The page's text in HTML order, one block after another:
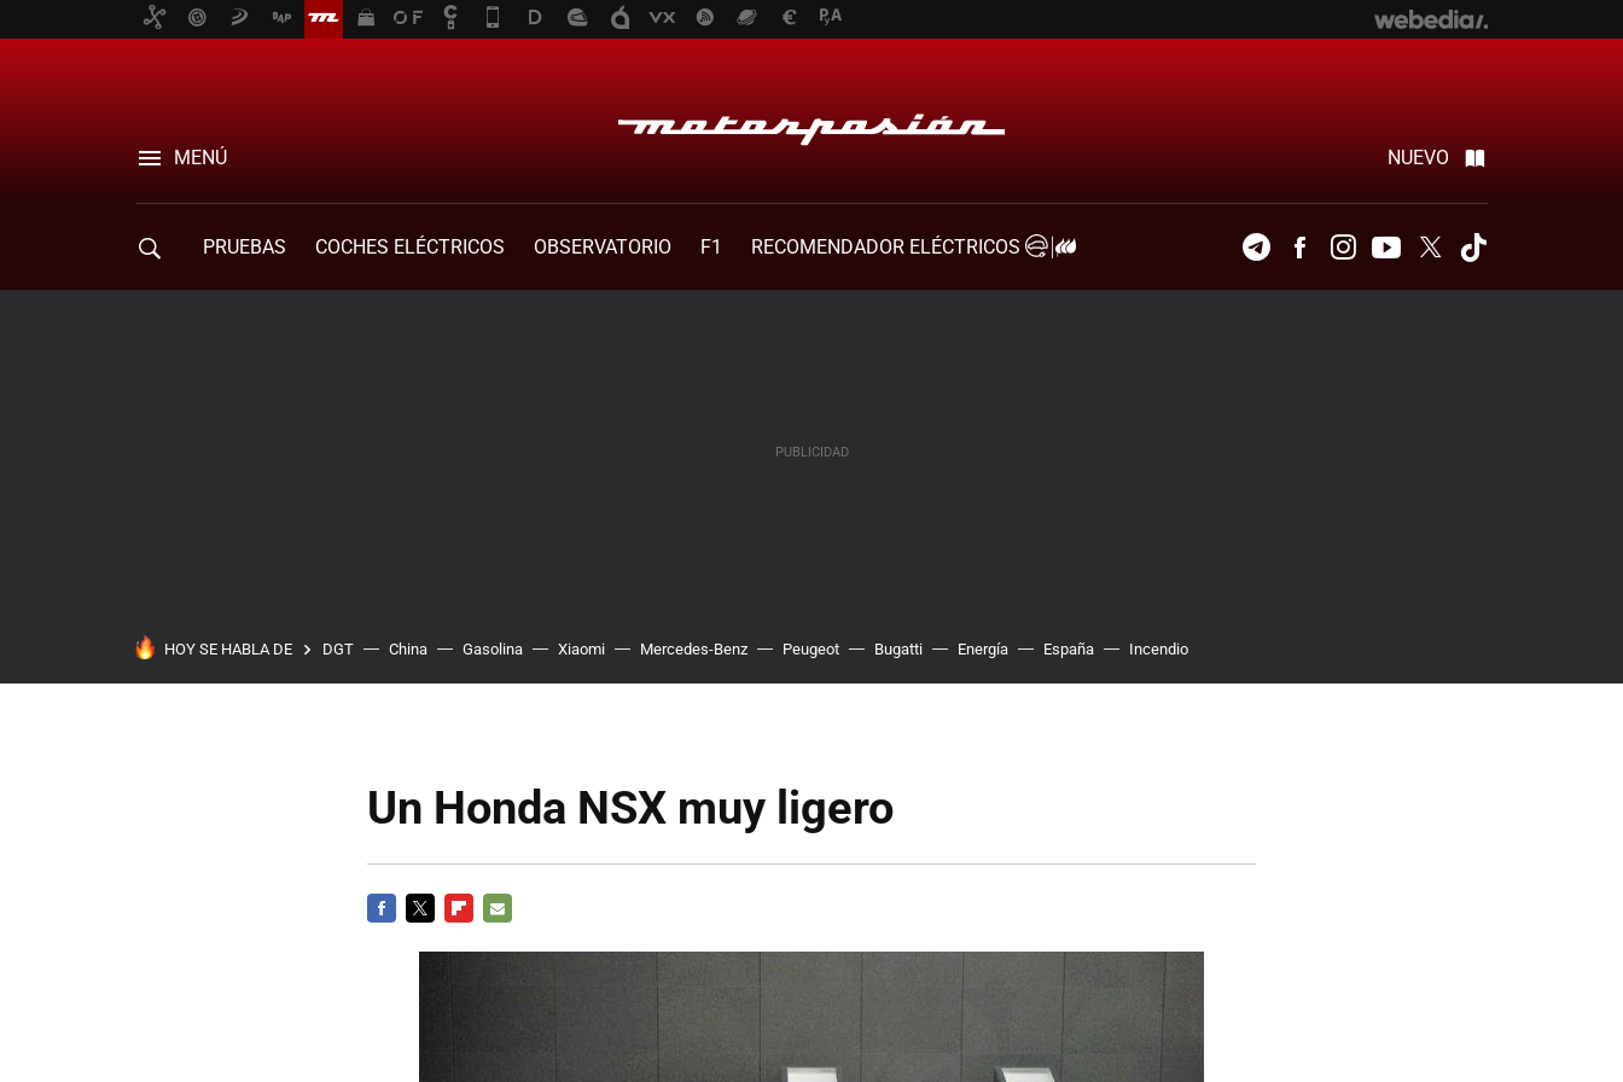
MENÚ NUEVO
PRUEBAS COCHES ELÉCTRICOS OBSERVATORIO F1
RECOMENDADOR ELÉCTRICOS
TelegramFacebookInstagramYoutubeTwitter
HOY SE HABLA DE DGT China Gasolina Xiaomi Mercedes-Benz Peugeot Bugatti Energía España Incendio
Un Honda NSX muy ligero